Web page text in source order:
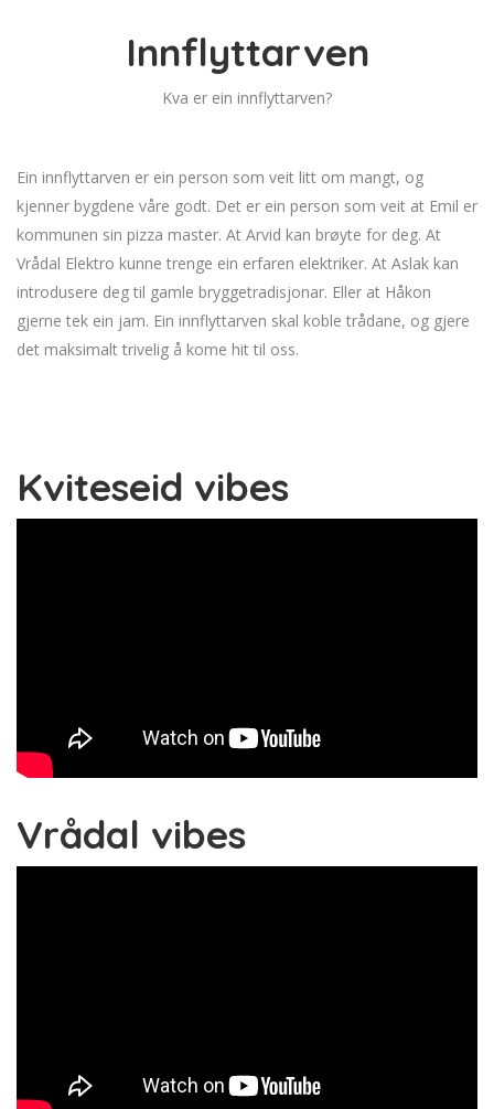
Innflyttarven
Kva er ein innflyttarven?
Ein innflyttarven er ein person som veit litt om mangt, og
kjenner bygdene våre godt. Det er ein person som veit at Emil er
kommunen sin pizza master. At Arvid kan brøyte for deg. At
Vrådal Elektro kunne trenge ein erfaren elektriker. At Aslak kan
introdusere deg til gamle bryggetradisjonar. Eller at Håkon
gjerne tek ein jam. Ein innflyttarven skal koble trådane, og gjere
det maksimalt trivelig å kome hit til oss.
Kviteseid vibes
Vrådal vibes